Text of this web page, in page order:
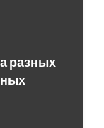
разных